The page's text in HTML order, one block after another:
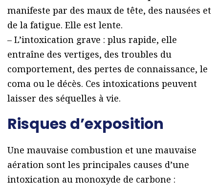
manifeste par des maux de tête, des nausées et
de la fatigue. Elle est lente.
– L’intoxication grave : plus rapide, elle
entraîne des vertiges, des troubles du
comportement, des pertes de connaissance, le
coma ou le décès. Ces intoxications peuvent
laisser des séquelles à vie.
Risques d’exposition
Une mauvaise combustion et une mauvaise
aération sont les principales causes d’une
intoxication au monoxyde de carbone :